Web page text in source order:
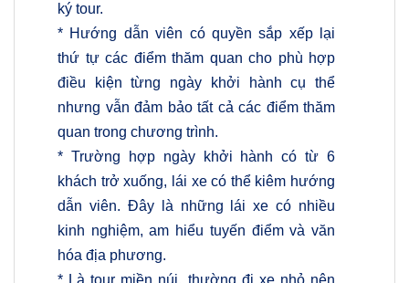
ký tour.
* Hướng dẫn viên có quyền sắp xếp lại
thứ tự các điểm thăm quan cho phù hợp
điều kiện từng ngày khởi hành cụ thể
nhưng vẫn đảm bảo tất cả các điểm thăm
quan trong chương trình.
* Trường hợp ngày khởi hành có từ 6
khách trở xuống, lái xe có thể kiêm hướng
dẫn viên. Đây là những lái xe có nhiều
kinh nghiệm, am hiểu tuyến điểm và văn
hóa địa phương.